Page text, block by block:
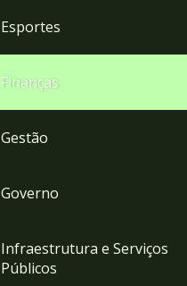
Esportes
Finanças
Gestão
Governo
Infraestrutura e Serviços
Públicos